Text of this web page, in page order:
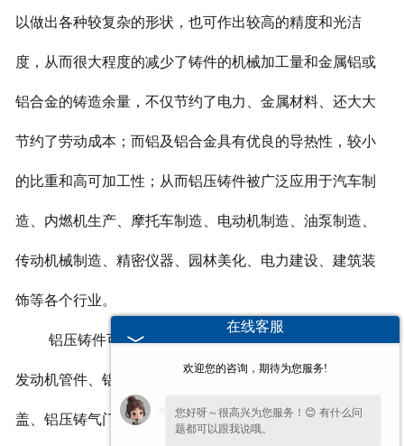
以做出各种较复杂的形状，也可作出较高的精度和光洁
度，从而很大程度的减少了铸件的机械加工量和金属铝或
铝合金的铸造余量，不仅节约了电力、金属材料、还大大
节约了劳动成本；而铝及铝合金具有优良的导热性，较小
的比重和高可加工性；从而铝压铸件被广泛应用于汽车制
造、内燃机生产、摩托车制造、电动机制造、油泵制造、
传动机械制造、精密仪器、园林美化、电力建设、建筑装
饰等各个行业。
铝压铸件可以被制造为铝压铸汽车配件、铝压铸汽车
发动机管件、铝压铸发动机气缸、铝压铸汽油机气缸缸
盖、铝压铸气门摇臂、铝压铸气门支座、铝压铸电力配
在线客服
欢迎您的咨询，期待为您服务!
您好呀～很高兴为您服务！😊 有什么问
题都可以跟我说哦。